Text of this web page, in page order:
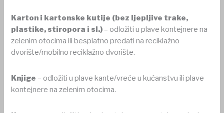
Karton i kartonske kutije (bez ljepljive trake,
plastike, stiropora i sl.)– odložiti u plave kontejnere na
zelenim otocima ili besplatno predati na reciklažno
dvorište/mobilno reciklažno dvorište.
Knjige – odložiti u plave kante/vreće u kućanstvu ili plave
kontejnere na zelenim otocima.